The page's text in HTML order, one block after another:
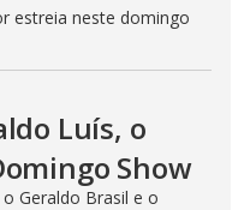
estreia neste domingo
Luís, o
Show
Geraldo Brasil e o